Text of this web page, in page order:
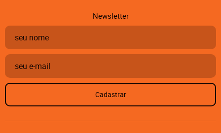
Newsletter
Cadastrar